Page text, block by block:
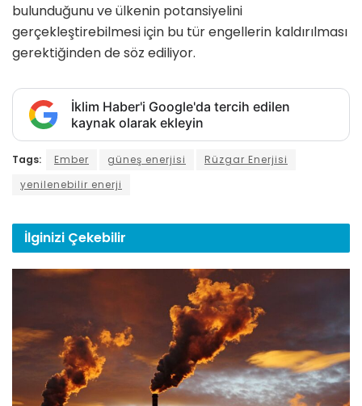
bulunduğunu ve ülkenin potansiyelini
gerçekleştirebilmesi için bu tür engellerin kaldırılması
gerektiğinden de söz ediliyor.
İklim Haber'i Google'da tercih edilen
kaynak olarak ekleyin
Tags: Ember güneş enerjisi
Rüzgar Enerjisi
yenilenebilir enerji
İlginizi Çekebilir